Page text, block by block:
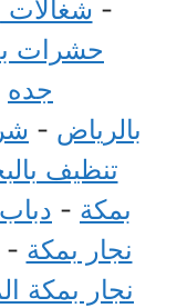
شغالات
حشرات
جده-
بالرياض-
تنظيف
بمكة- دباب
نجار بمكة-
نجار بمكة